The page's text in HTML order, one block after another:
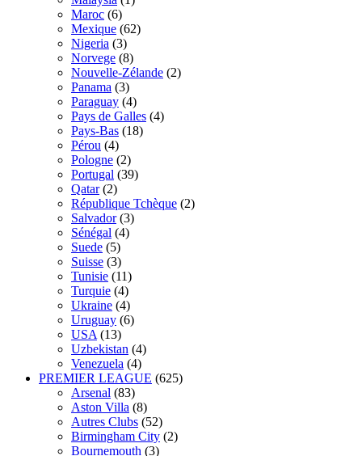
Maroc (6)
Mexique (62)
Nigeria (3)
Norvege (8)
Nouvelle-Zélande (2)
Panama (3)
Paraguay (4)
Pays de Galles (4)
Pays-Bas (18)
Pérou (4)
Pologne (2)
Portugal (39)
Qatar (2)
République Tchèque (2)
Salvador (3)
Sénégal (4)
Suede (5)
Suisse (3)
Tunisie (11)
Turquie (4)
Ukraine (4)
Uruguay (6)
USA (13)
Uzbekistan (4)
Venezuela (4)
PREMIER LEAGUE (625)
Arsenal (83)
Aston Villa (8)
Autres Clubs (52)
Birmingham City (2)
Bournemouth (3)